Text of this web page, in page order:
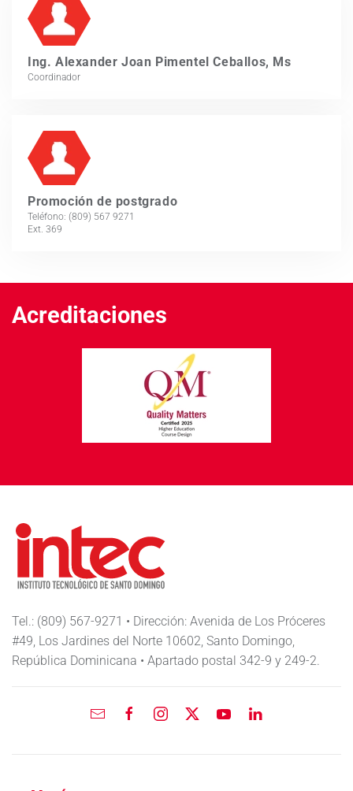
Ing. Alexander Joan Pimentel Ceballos, Ms
Coordinador
Promoción de postgrado
Teléfono: (809) 567 9271
Ext. 369
Acreditaciones
Tel.: (809) 567-9271 • Dirección: Avenida de Los Próceres
#49, Los Jardines del Norte 10602, Santo Domingo,
República Dominicana • Apartado postal 342-9 y 249-2.